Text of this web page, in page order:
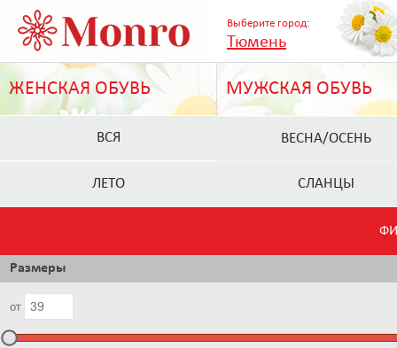
Выберите город:
Тюмень
ЖЕНСКАЯ ОБУВЬ МУЖСКАЯ ОБУВЬ
ВСЯ ВЕСНА/ОСЕНЬ
ЛЕТО СЛАНЦЫ
Размеры
от